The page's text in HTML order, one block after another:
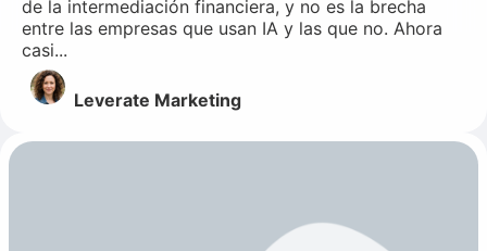
de la intermediación financiera, y no es la brecha
entre las empresas que usan IA y las que no. Ahora
casi...
Leverate Marketing